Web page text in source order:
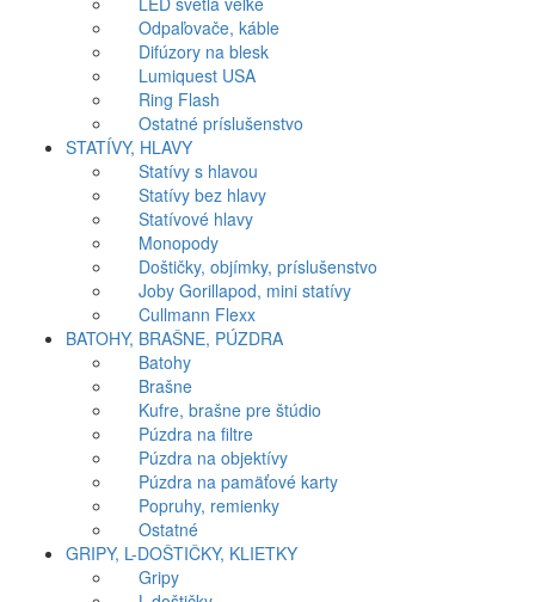
Odpaľovače, káble
Difúzory na blesk
Lumiquest USA
Ring Flash
Ostatné príslušenstvo
STATÍVY, HLAVY
Statívy s hlavou
Statívy bez hlavy
Statívové hlavy
Monopody
Doštičky, objímky, príslušenstvo
Joby Gorillapod, mini statívy
Cullmann Flexx
BATOHY, BRAŠNE, PÚZDRA
Batohy
Brašne
Kufre, brašne pre štúdio
Púzdra na filtre
Púzdra na objektívy
Púzdra na pamäťové karty
Popruhy, remienky
Ostatné
GRIPY, L-DOŠTIČKY, KLIETKY
Gripy